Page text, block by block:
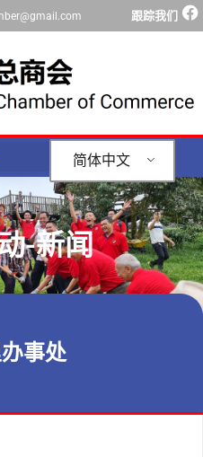
跟踪我们
简体中文
-新闻
事处